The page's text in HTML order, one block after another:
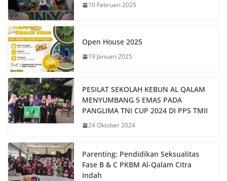
10 Februari 2025
Open House 2025
19 Januari 2025
PESILAT SEKOLAH KEBUN AL QALAM
MENYUMBANG 5 EMAS PADA
PANGLIMA TNI CUP 2024 DI PPS TMII
24 Oktober 2024
Parenting: Pendidikan Seksualitas
Fase B & C PKBM Al-Qalam Citra
Indah